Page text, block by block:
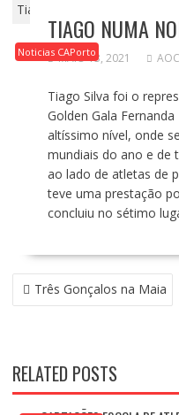
Tiago numa noite de Gala
Noticias CAPorto
TIAGO NUMA
MAIO 13, 2021
Tiago Silva foi o
Golden Gala
altíssimo nível, onde
mundiais do ano e de
ao lado de atletas de
teve uma prestação
concluiu no sétimo
NAVEGAÇÃO
DE Três Gonçalos na Maia
RELATED POSTS